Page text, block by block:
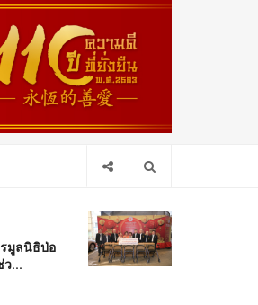
มูลนิธิป่อ
ว...